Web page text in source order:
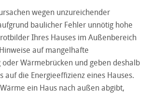
wegen unzureichender
baulicher Fehler unnötig hohe
Ihres Hauses im Außenbereich
auf mangelhafte
Wärmebrücken und geben deshalb
auf die Energieeffizienz eines Hauses.
ein Haus nach außen abgibt,